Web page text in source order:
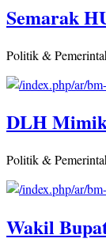
Semarak
Politik &
DLH
Politik &
Wakil